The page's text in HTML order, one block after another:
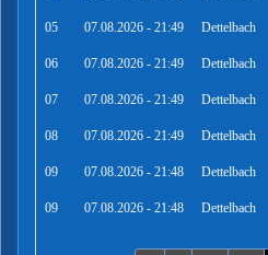
05 07.08.2026 - 21:49 Dettelbach
06 07.08.2026 - 21:49 Dettelbach
07 07.08.2026 - 21:49 Dettelbach
08 07.08.2026 - 21:49 Dettelbach
09 07.08.2026 - 21:48 Dettelbach
09 07.08.2026 - 21:48 Dettelbach